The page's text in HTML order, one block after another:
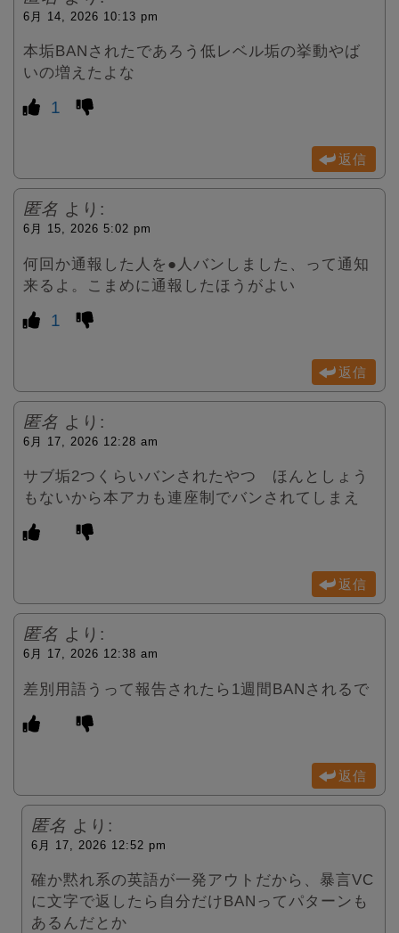
6月 14, 2026 10:13 pm
本垢BANされたであろう低レベル垢の挙動やば
いの増えたよな
1
返信
匿名 より:
6月 15, 2026 5:02 pm
何回か通報した人を●人バンしました、って通知
来るよ。こまめに通報したほうがよい
1
返信
匿名 より:
6月 17, 2026 12:28 am
サブ垢2つくらいバンされたやつ ほんとしょう
もないから本アカも連座制でバンされてしまえ
返信
匿名 より:
6月 17, 2026 12:38 am
差別用語うって報告されたら1週間BANされるで
返信
匿名 より:
6月 17, 2026 12:52 pm
確か黙れ系の英語が一発アウトだから、暴言VC
に文字で返したら自分だけBANってパターンも
あるんだとか